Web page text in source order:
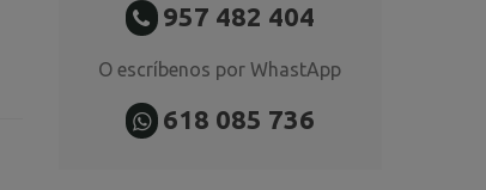
957 482 404
O escríbenos por WhastApp
618 085 736